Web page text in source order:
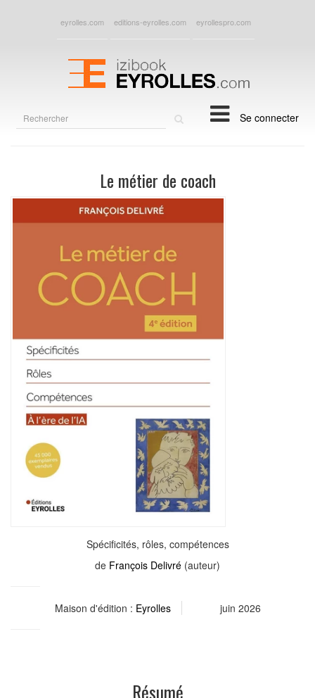
eyrolles.com editions-eyrolles.com eyrollespro.com
Se connecter
Le métier de coach
Spécificités, rôles, compétences
de François Delivré (auteur)
Maison d'édition : Eyrolles juin 2026
Résumé